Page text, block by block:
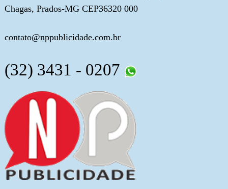
Chagas, Prados-MG CEP36320 000
contato@nppublicidade.com.br
(32) 3431 - 0207